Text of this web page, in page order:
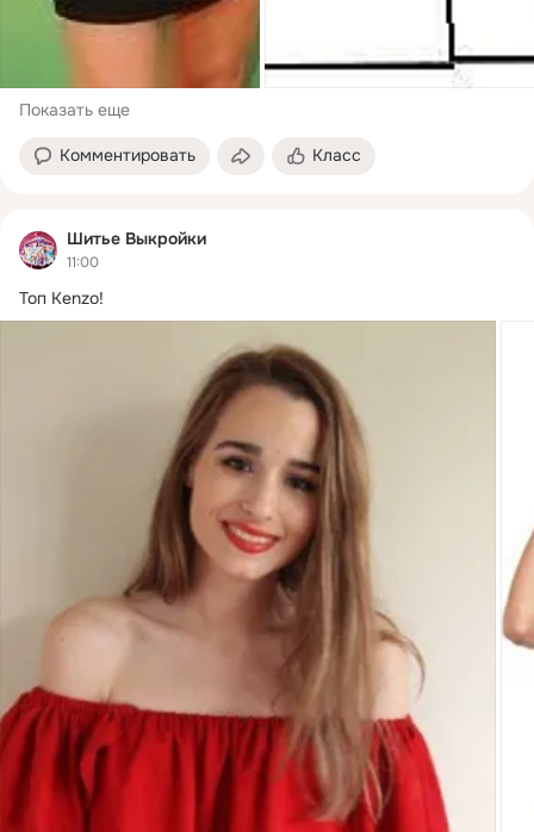
Показать еще
Комментировать Класс
Шитье Выкройки
11:00
Топ Kenzo!